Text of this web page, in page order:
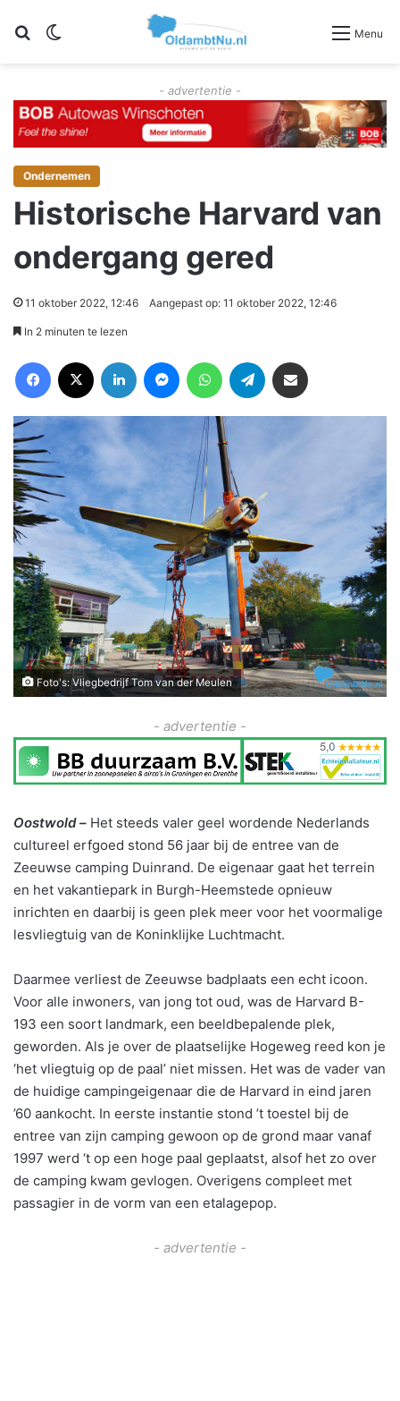
Zoeken Menu
- advertentie -
Ondernemen
Historische Harvard van
ondergang gered
11 oktober 2022, 12:46 Aangepast op: 11 oktober 2022, 12:46
In 2 minuten te lezen
Foto's: Vliegbedrijf Tom van der Meulen
- advertentie -
Oostwold – Het steeds valer geel wordende Nederlands
cultureel erfgoed stond 56 jaar bij de entree van de
Zeeuwse camping Duinrand. De eigenaar gaat het terrein
en het vakantiepark in Burgh-Heemstede opnieuw
inrichten en daarbij is geen plek meer voor het voormalige
lesvliegtuig van de Koninklijke Luchtmacht.
Daarmee verliest de Zeeuwse badplaats een echt icoon.
Voor alle inwoners, van jong tot oud, was de Harvard B-
193 een soort landmark, een beeldbepalende plek,
geworden. Als je over de plaatselijke Hogeweg reed kon je
‘het vliegtuig op de paal’ niet missen. Het was de vader van
de huidige campingeigenaar die de Harvard in eind jaren
’60 aankocht. In eerste instantie stond ’t toestel bij de
entree van zijn camping gewoon op de grond maar vanaf
1997 werd ‘t op een hoge paal geplaatst, alsof het zo over
de camping kwam gevlogen. Overigens compleet met
passagier in de vorm van een etalagepop.
- advertentie -